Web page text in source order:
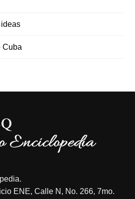
Cuba
ENE, Calle N, No. 266, 7mo.